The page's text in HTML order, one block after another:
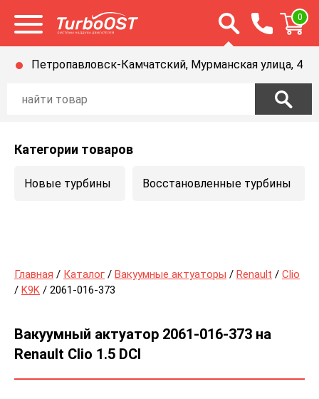
Открыть меню Открыть строку
0
Петропавловск-Камчатский, Мурманская улица, 4
Категории товаров
Новые турбины Восстановленные турбины
Главная / Каталог / Вакуумные актуаторы / Renault / Clio
/ K9K / 2061-016-373
Вакуумный актуатор 2061-016-373 на
Renault Clio 1.5 DCI